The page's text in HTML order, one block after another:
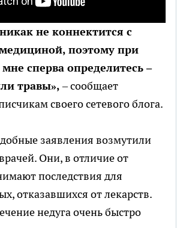
не коннектится с
поэтому при
сперва определитесь –
травы»,– сообщает
своего сетевого блога.
заявления возмутили
Они, в отличие от
последствия для
отказавшихся от лекарств.
недуга очень быстро